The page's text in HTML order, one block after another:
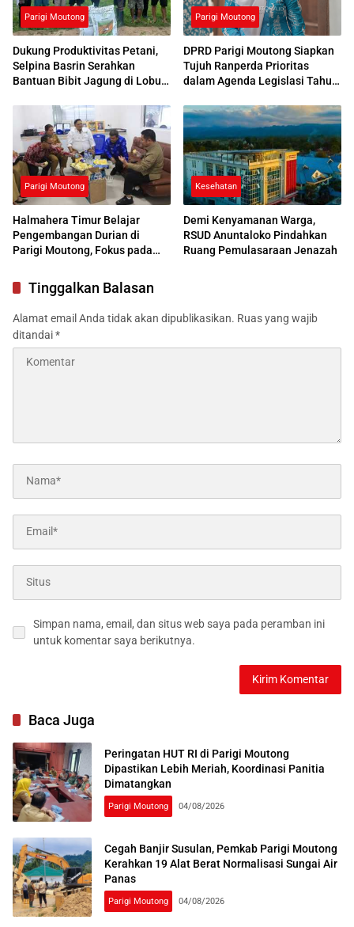
Parigi Moutong
Dukung Produktivitas Petani,
Selpina Basrin Serahkan
Bantuan Bibit Jagung di Lobu
Parigi Moutong
DPRD Parigi Moutong Siapkan
Tujuh Ranperda Prioritas
dalam Agenda Legislasi Tahun
Parigi Moutong
Halmahera Timur Belajar
Pengembangan Durian di
Parigi Moutong, Fokus pada
Kesehatan
Demi Kenyamanan Warga,
RSUD Anuntaloko Pindahkan
Ruang Pemulasaraan Jenazah
Tinggalkan Balasan
Alamat email Anda tidak akan dipublikasikan. Ruas yang wajib
ditandai*
Simpan nama, email, dan situs web saya pada peramban ini
untuk komentar saya berikutnya.
Baca Juga
Peringatan HUT RI di Parigi Moutong
Dipastikan Lebih Meriah, Koordinasi Panitia
Dimatangkan
Parigi Moutong 04/08/2026
Cegah Banjir Susulan, Pemkab Parigi Moutong
Kerahkan 19 Alat Berat Normalisasi Sungai Air
Panas
Parigi Moutong 04/08/2026